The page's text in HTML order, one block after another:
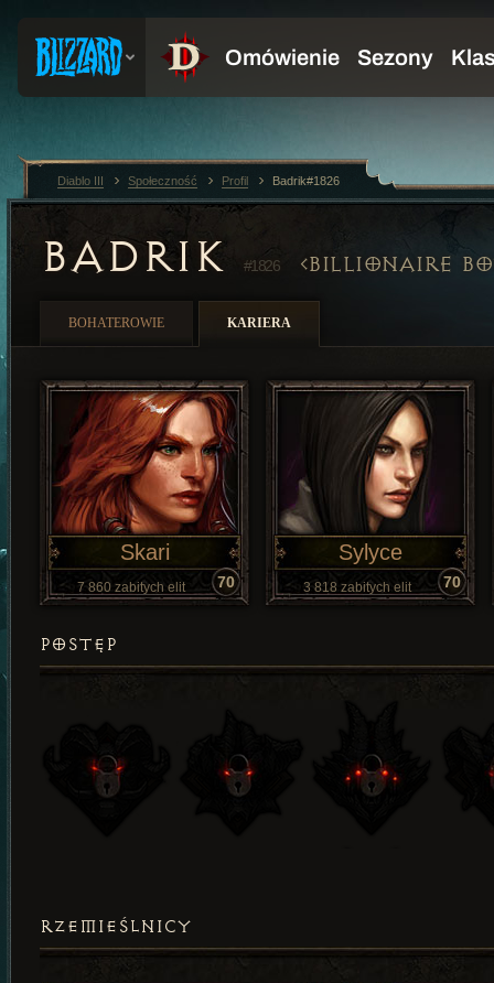
BADRIK #1826 BILLIONAIRE
BOHATEROWIE KARIERA
Skari
7 860 zabitych elit 70
Sylyce
3 818 zabitych elit 70
POSTĘP
RZEMIEŚLNICY
Diablo III Społeczność Profil Badrik#1826